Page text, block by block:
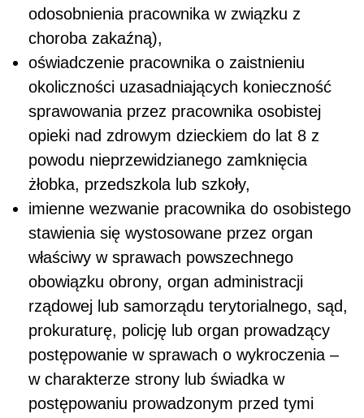
odosobnienia pracownika w związku z
choroba zakaźną),
oświadczenie pracownika o zaistnieniu
okoliczności uzasadniających konieczność
sprawowania przez pracownika osobistej
opieki nad zdrowym dzieckiem do lat 8 z
powodu nieprzewidzianego zamknięcia
żłobka, przedszkola lub szkoły,
imienne wezwanie pracownika do osobistego
stawienia się wystosowane przez organ
właściwy w sprawach powszechnego
obowiązku obrony, organ administracji
rządowej lub samorządu terytorialnego, sąd,
prokuraturę, policję lub organ prowadzący
postępowanie w sprawach o wykroczenia –
w charakterze strony lub świadka w
postępowaniu prowadzonym przed tymi